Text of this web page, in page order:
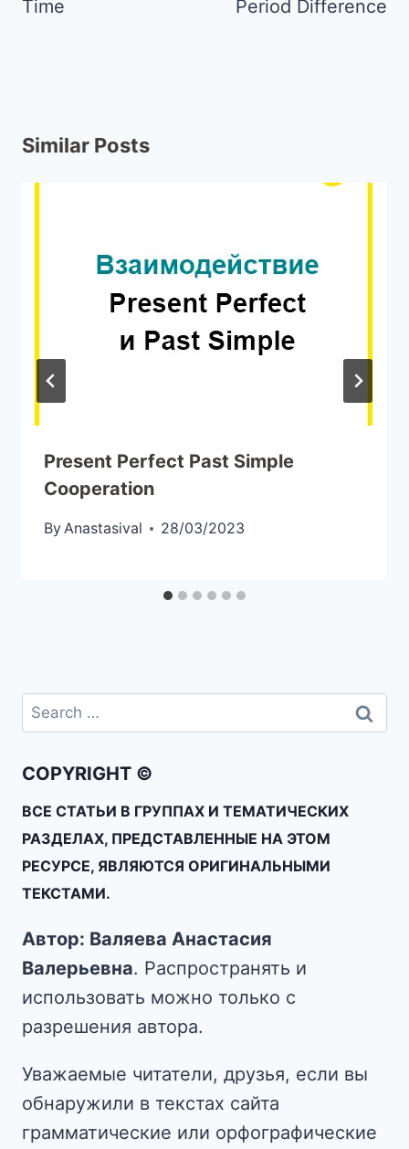
Time Period Difference
Similar Posts
Present Perfect Past Simple
Cooperation
ByAnastasival 28/03/2023
COPYRIGHT ©
ВСЕ СТАТЬИ В ГРУППАХ И ТЕМАТИЧЕСКИХ
РАЗДЕЛАХ, ПРЕДСТАВЛЕННЫЕ НА ЭТОМ
РЕСУРСЕ, ЯВЛЯЮТСЯ ОРИГИНАЛЬНЫМИ
ТЕКСТАМИ.
Автор: Валяева Анастасия
Валерьевна. Распространять и
использовать можно только с
разрешения автора.
Уважаемые читатели, друзья, если вы
обнаружили в текстах сайта
грамматические или орфографические